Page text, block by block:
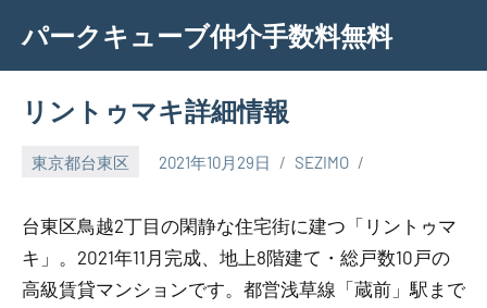
content
パークキューブ仲介手数料無料
リントゥマキ詳細情報
東京都台東区 2021年10月29日 SEZIMO
台東区鳥越2丁目の閑静な住宅街に建つ「リントゥマ
キ」。2021年11月完成、地上8階建て・総戸数10戸の
高級賃貸マンションです。都営浅草線「蔵前」駅まで